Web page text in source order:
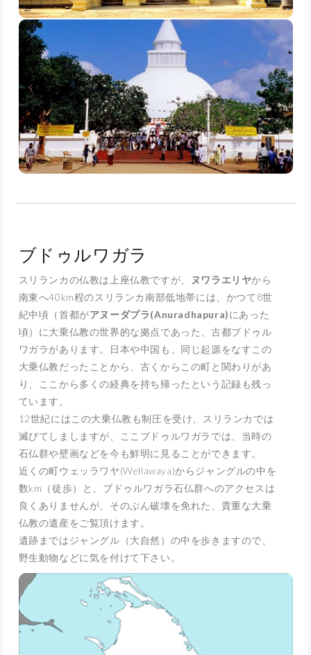
ブドゥルワガラ
スリランカの仏教は上座仏教ですが、 ヌワラエリヤから
南東へ40km程のスリランカ南部低地帯には、かつて8世
紀中頃（首都がアヌーダプラ(Anuradhapura)にあった
頃）に大乗仏教の世界的な拠点であった、古都ブドゥル
ワガラがあります。日本や中国も、同じ起源をなすこの
大乗仏教だったことから、古くからこの町と関わりがあ
り、ここから多くの経典を持ち帰ったという記録も残っ
ています。
12世紀にはこの大乗仏教も制圧を受け、スリランカでは
滅びてしましますが、ここブドゥルワガラでは、当時の
石仏群や壁画などを今も鮮明に見ることができます。
近くの町ウェッラワヤ(Wellawaya)からジャングルの中を
数km（徒歩）と、ブドゥルワガラ石仏群へのアクセスは
良くありませんが、そのぶん破壊を免れた、貴重な大乗
仏教の遺産をご覧頂けます。
遺跡まではジャングル（大自然）の中を歩きますので、
野生動物などに気を付けて下さい。